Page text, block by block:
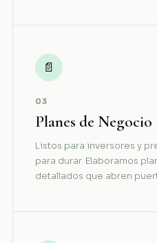
📄
03
Planes de Negocio
Listos para inversores y
para durar. Elaboramos
detallados que abren